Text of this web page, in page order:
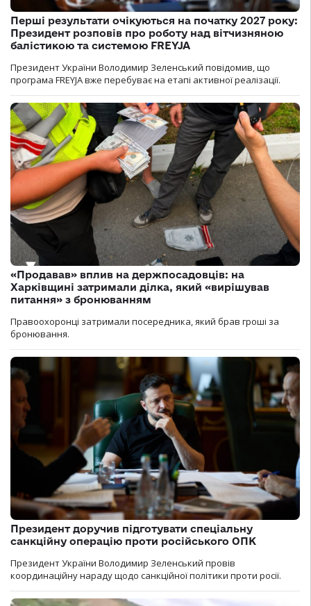
Перші результати очікуються на початку 2027 року:
Президент розповів про роботу над вітчизняною
балістикою та системою FREYJA
Президент України Володимир Зеленський повідомив, що
програма FREYJA вже перебуває на етапі активної реалізації.
«Продавав» вплив на держпосадовців: на
Харківщині затримали ділка, який «вирішував
питання» з бронюванням
Правоохоронці затримали посередника, який брав гроші за
бронювання.
Президент доручив підготувати спеціальну
санкційну операцію проти російського ОПК
Президент України Володимир Зеленський провів
координаційну нараду щодо санкційної політики проти росії.